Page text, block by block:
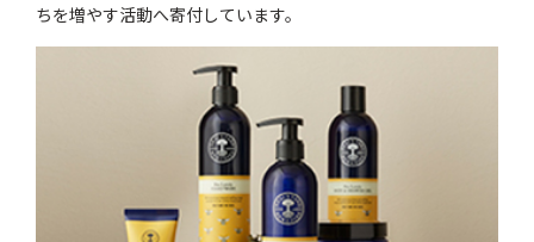
ちを増やす活動へ寄付しています。